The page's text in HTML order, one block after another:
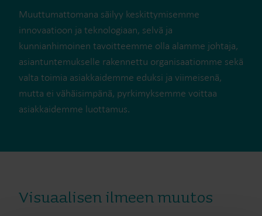
Muuttumattomana säilyy keskittymisemme
innovaatioon ja teknologiaan, selvä ja
kunnianhimoinen tavoitteemme olla alamme johtaja,
asiantuntemukselle rakennettu organisaatiomme sekä
valta toimia asiakkaidemme eduksi ja viimeisenä,
mutta ei vähäisimpänä, pyrkimyksemme voittaa
asiakkaidemme luottamus.
Visuaalisen ilmeen muutos